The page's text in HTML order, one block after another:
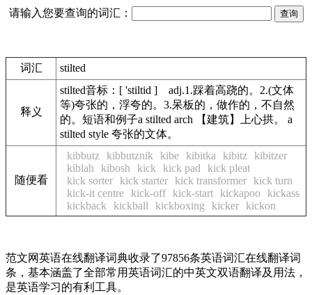
请输入您要查询的词汇：
词汇 stilted
释义
stilted音标：[ 'stiltid ] adj.1.踩着高跷的。2.(文体
等)夸张的，浮夸的。3.呆板的，做作的，不自然
的。短语和例子a stilted arch 【建筑】上心拱。 a
stilted style 夸张的文体。
随便看
kibbutz kibbutznik kibe kibitka kibitz kibitzer
kiblah
kibosh kick kick pad
kick pleat
kick sorter kick starter kick transformer kick turn
kick-it centre kick-off kick-start kickapoo kickass
kickback
kickball kickboxing kicker kickon
范文网英语在线翻译词典收录了97856条英语词汇在线翻译词
条，基本涵盖了全部常用英语词汇的中英文双语翻译及用法，
是英语学习的有利工具。